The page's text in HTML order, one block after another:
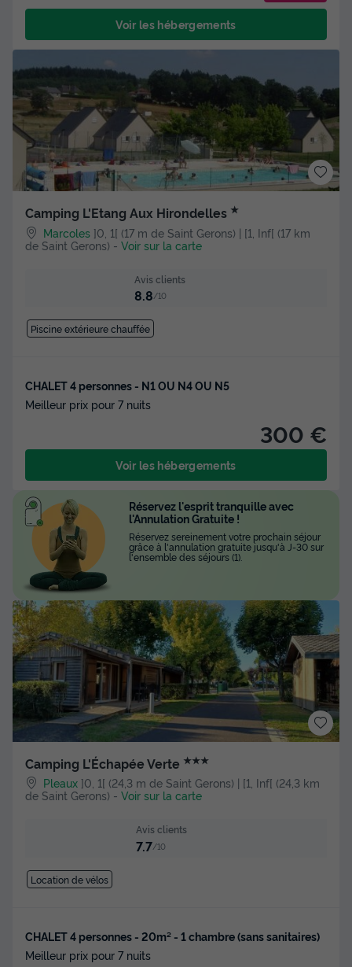
Voir les hébergements
Camping L'Etang Aux Hirondelles ★
Marcoles ]0, 1[ (17 m de Saint Gerons) | [1, Inf[ (17 km
de Saint Gerons) - Voir sur la carte
Avis clients
8.8/10
Piscine extérieure chauffée
CHALET 4 personnes - N1 OU N4 OU N5
Meilleur prix pour 7 nuits
300 €
Voir les hébergements
Camping L'Échapée Verte ★★★
Pleaux ]0, 1[ (24,3 m de Saint Gerons) | [1, Inf[ (24,3 km
de Saint Gerons) - Voir sur la carte
Avis clients
7.7/10
Location de vélos
CHALET 4 personnes - 20m² - 1 chambre (sans sanitaires)
Meilleur prix pour 7 nuits
Réservez l'esprit tranquille avec
l'Annulation Gratuite !
Réservez sereinement votre prochain séjour
grâce à l'annulation gratuite jusqu'à J-30 sur
l'ensemble des séjours (1).